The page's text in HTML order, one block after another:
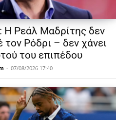
Η Ρεάλ Μαδρίτης δεν
τον Ρόδρι – δεν χάνει
του επιπέδου
- 07/08/2026 17:40